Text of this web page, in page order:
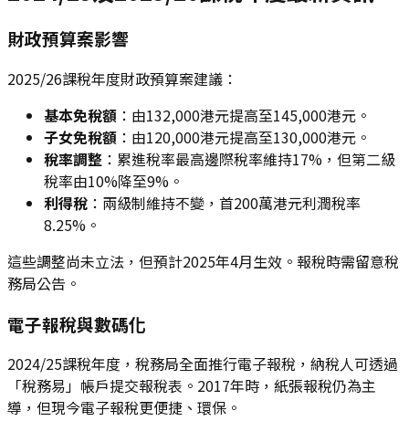
財政預算案影響
2025/26課稅年度財政預算案建議：
基本免稅額 ：由132,000港元提高至145,000港元。
子女免稅額 ：由120,000港元提高至130,000港元。
稅率調整 ：累進稅率最高邊際稅率維持17%，但第二級
稅率由10%降至9%。
利得稅 ：兩級制維持不變，首200萬港元利潤稅率
8.25%。
這些調整尚未立法，但預計2025年4月生效。報稅時需留意稅
務局公告。
電子報稅與數碼化
2024/25課稅年度，稅務局全面推行電子報稅，納稅人可透過
「稅務易」帳戶提交報稅表。2017年時，紙張報稅仍為主
導，但現今電子報稅更便捷、環保。